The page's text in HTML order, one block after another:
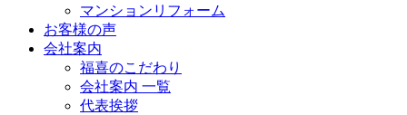
マンションリフォーム
お客様の声
会社案内
福喜のこだわり
会社案内 一覧
代表挨拶